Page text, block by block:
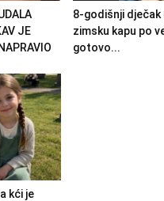
JE
8-godišnji dječak
zimsku kapu po
gotovo...
kći je